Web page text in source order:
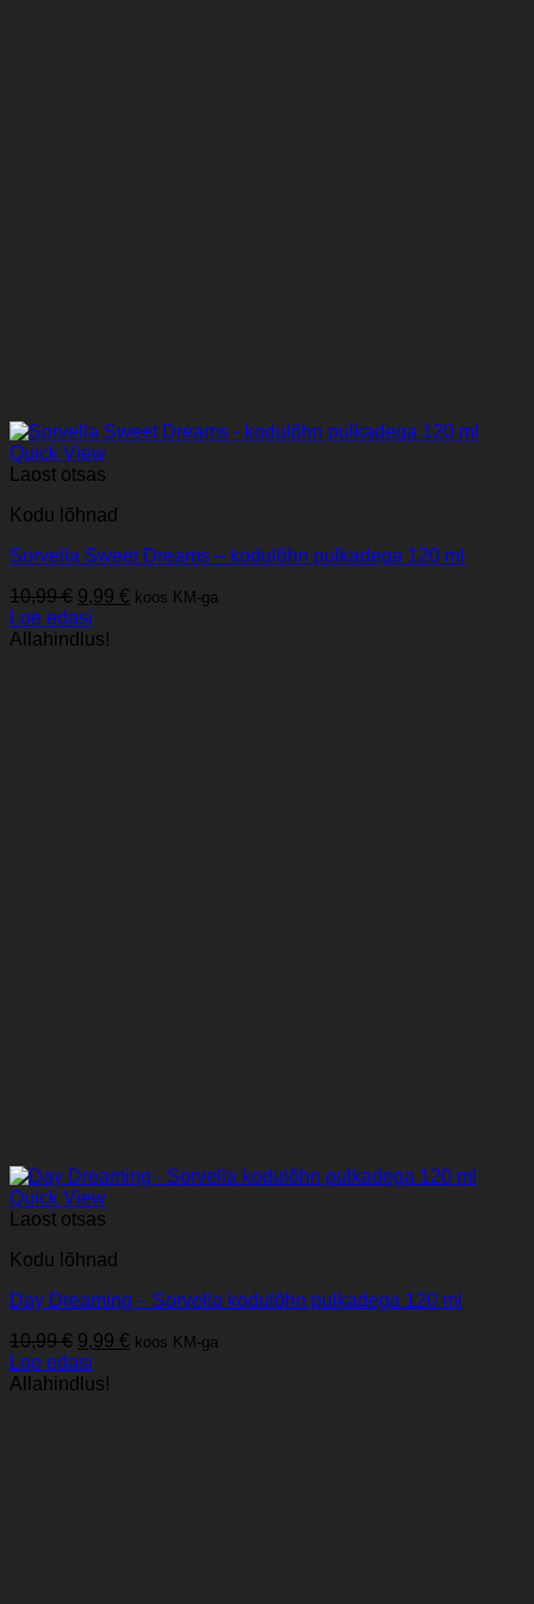
Quick View
Laost otsas
Kodu lõhnad
Sorvella Sweet Dreams – kodulõhn pulkadega 120 ml
10,99€ Algne
hind
oli:
9,99 € Praegune
koos KM-ga
Loe edasi
Allahindlus!
Quick View
Laost otsas
Kodu lõhnad
Day Dreaming – Sorvella kodulõhn pulkadega 120 ml
10,99€ Algne
hind
oli:
9,99 € Praegune
koos KM-ga
Loe edasi
Allahindlus!